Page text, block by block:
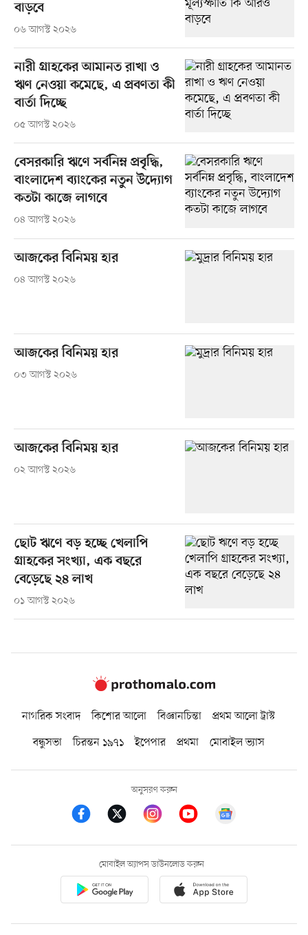
বাড়বে
০৬ আগস্ট ২০২৬
নারী গ্রাহকের আমানত রাখা ও
ঋণ নেওয়া কমেছে, এ প্রবণতা কী
বার্তা দিচ্ছে
০৫ আগস্ট ২০২৬
বেসরকারি ঋণে সর্বনিম্ন প্রবৃদ্ধি,
বাংলাদেশ ব্যাংকের নতুন উদ্যোগ
কতটা কাজে লাগবে
০৪ আগস্ট ২০২৬
আজকের বিনিময় হার
০৪ আগস্ট ২০২৬
আজকের বিনিময় হার
০৩ আগস্ট ২০২৬
আজকের বিনিময় হার
০২ আগস্ট ২০২৬
ছোট ঋণে বড় হচ্ছে খেলাপি
গ্রাহকের সংখ্যা, এক বছরে
বেড়েছে ২৪ লাখ
০১ আগস্ট ২০২৬
নাগরিক সংবাদ কিশোর আলো বিজ্ঞানচিন্তা
প্রথম আলো ট্রাস্ট
বন্ধুসভা
চিরন্তন ১৯৭১ ইপেপার প্রথমা মোবাইল ভ্যাস
অনুসরণ করুন
মোবাইল অ্যাপস ডাউনলোড করুন